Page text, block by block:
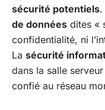
sécurité potentiels.
de données dites «
confidentialité, ni
La sécurité
dans la salle
confié au réseau